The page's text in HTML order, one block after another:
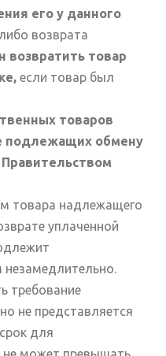
его у данного
возврата
возвратить товар
если товар был
товаров
подлежащих обмену
товара надлежащего
уплаченной
требование
не представляется
для